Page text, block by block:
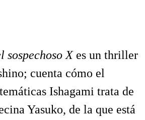
sospechoso Xes un thriller
cuenta cómo el
Ishagami trata de
Yasuko, de la que está